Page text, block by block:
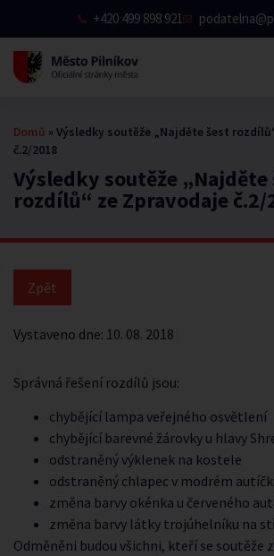
+420 499 898 921
Výsledky soutěže „Najděte
rozdílů“ ze Zpravodaje č.2/
Domů » Výsledky soutěže „Najděte šest
č.2/2018
Vystaveno dne: 10. 08. 2018
Správná řešení rozdílů jsou:
chybějící lampa veřejného osvětlení
chybějící barevné žárovky u hlavy
odstraněný výklenek na kostele
odstraněný chlapec v modrém
změna barvy okénka u červeného
změna barvy látky trojúhelníku na
Odměněni budou všichni, kteří se soutěže